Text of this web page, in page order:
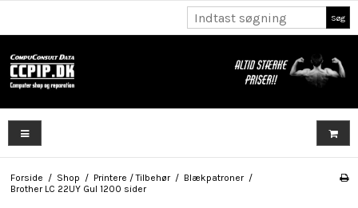
Søg
Forside / Shop / Printere / Tilbehør / Blækpatroner /
Brother LC 22UY Gul 1200 sider